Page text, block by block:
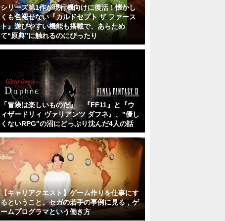
シリーズ第1作が現行機向けに復活！懐かし
くも色褪せない『カルドセプト ザ ファース
ト』遊びやすい機能も搭載で、あらため
て“原典”に触れるのにぴったり
「冒険は楽しいものだ」 ─『FF11』と『ウ
ィザードリィ ヴァリアンツ ダフネ』、"優し
くないRPG"の沼にどっぷり沈んだ4人の話
【キャリアクエスト】ゲーム作りを仕事にす
るということ。セガの若手の事例に見る，ゲ
ームプログラマという働き方